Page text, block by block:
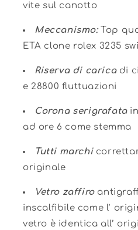
vite sul canotto
Meccanismo:Top
ETA clone rolex 3235
Riserva di caricadi
e 28800 fluttuazioni
Corona serigrafata
ad ore 6 come stemma
Tutti marchi
originale
Vetro zaffiro
inscalfibile come l’
vetro è identica all’